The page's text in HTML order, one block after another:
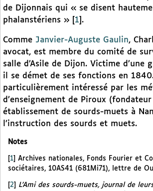
de Dijonnais qui « se disent
phalanstériens »
1 .
Comme Janvier-Auguste Gaulin,
avocat, est membre du comité de
salle d’Asile de Dijon. Victime d’une
il se démet de ses fonctions en
particulièrement intéressé par les
d’enseignement de Piroux (fondateur
établissement de sourds-muets à
l’instruction des sourds et muets.
Notes
[1] Archives nationales, Fonds Fourier et
sociétaires, 10AS41 (681Mi71), lettre de
2
L’Ami des sourds-muets, journal de